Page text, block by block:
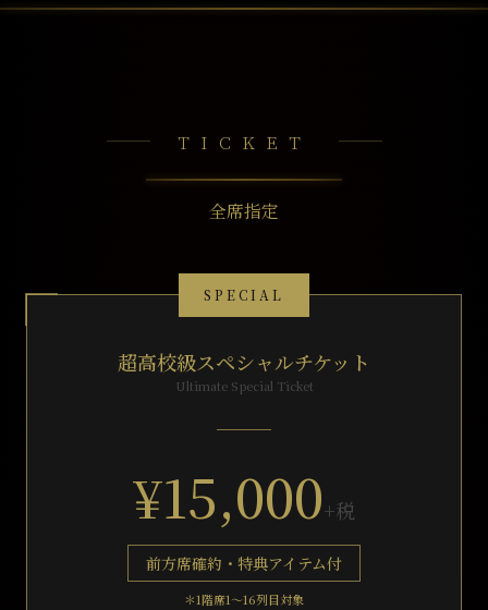
TICKET
全席指定
SPECIAL
超高校級スペシャルチケット
Ultimate Special Ticket
¥15,000+税
前方席確約・特典アイテム付
＊1階席1〜16列目対象